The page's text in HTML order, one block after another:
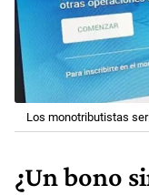
Los monotributistas
¿Un bono